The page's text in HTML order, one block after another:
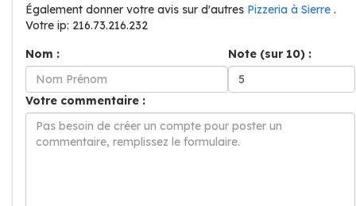
Également donner votre avis sur d'autres Pizzeria à Sierre .
Votre ip: 216.73.216.232
Nom :
Note (sur 10) :
Votre commentaire :